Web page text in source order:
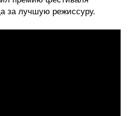
за лучшую режиссуру.